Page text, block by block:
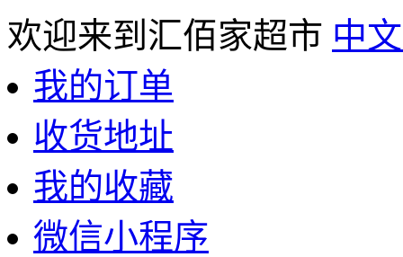
欢迎来到汇佰家超市 中
我的订单
收货地址
我的收藏
微信小程序